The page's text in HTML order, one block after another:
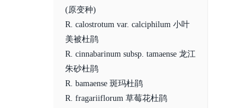
(原变种)
R. calostrotum var. calciphilum 小叶
美被杜鹃
R. cinnabarinum subsp. tamaense 龙江
朱砂杜鹃
R. bamaense 斑玛杜鹃
R. fragariiflorum 草莓花杜鹃